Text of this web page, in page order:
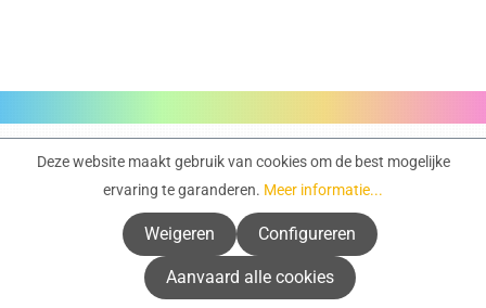
Servicehotline
Info & ondersteuning
Deze website maakt gebruik van cookies om de best mogelijke
ervaring te garanderen. Meer informatie...
Weigeren Configureren
Aanvaard alle cookies